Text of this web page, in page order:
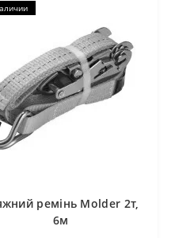
ремінь Molder 2т,
6м